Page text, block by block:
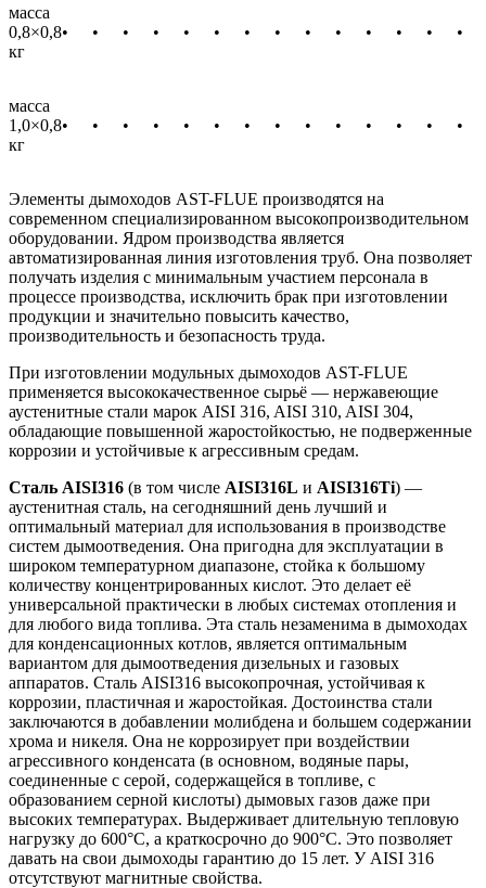
масса
0,8×0,8
кг
• • • • • • • • • • • • • •
масса
1,0×0,8
кг
• • • • • • • • • • • • • •
Элементы дымоходов AST-FLUE производятся на
современном специализированном высокопроизводительном
оборудовании. Ядром производства является
автоматизированная линия изготовления труб. Она позволяет
получать изделия с минимальным участием персонала в
процессе производства, исключить брак при изготовлении
продукции и значительно повысить качество,
производительность и безопасность труда.
При изготовлении модульных дымоходов AST-FLUE
применяется высококачественное сырьё — нержавеющие
аустенитные стали марок AISI 316, AISI 310, AISI 304,
обладающие повышенной жаростойкостью, не подверженные
коррозии и устойчивые к агрессивным средам.
Сталь AISI316 (в том числе AISI316L и AISI316Ti) —
аустенитная сталь, на сегодняшний день лучший и
оптимальный материал для использования в производстве
систем дымоотведения. Она пригодна для эксплуатации в
широком температурном диапазоне, стойка к большому
количеству концентрированных кислот. Это делает её
универсаль­ной практически в любых системах отопления и
для любого вида топлива. Эта сталь незаменима в дымоходах
для конденсационных котлов, является оптимальным
вариантом для дымоотведения дизельных и газовых
аппаратов. Сталь AISI316 высокопрочная, устойчивая к
коррозии, пластичная и жаростойкая. Достоинства стали
заключаются в добавлении молибдена и большем содержании
хрома и никеля. Она не коррозирует при воздействии
агрессивного конденсата (в основном, водяные пары,
соединенные с серой, содержащейся в топливе, с
образованием серной кислоты) дымовых газов даже при
высоких температурах. Выдерживает длительную тепловую
нагрузку до 600°С, а краткосрочно до 900°С. Это позволяет
давать на свои дымоходы гарантию до 15 лет. У AISI 316
отсутствуют магнитные свойства.